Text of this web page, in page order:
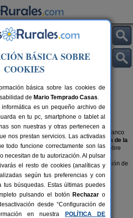
de la nieve en La
de España se cubren de un manto blanco
y visitar. Alojarte en una casa rural cerca de la
es una experiencia única y diferente, sobre
o te gusta practicar esquí en sus
también visitar nuestra selección de
en Comunidad Valenciana
BÁSICA SOBRE
COOKIES
básica sobre las cookies de
de Mario Temprado Casas.
es un pequeño archivo de
en tu pc, smartphone o tablet al
son nuestras y otras pertenecen a
nos prestan servicios. Las activadas
todo funcione correctamente son las
necesitan de tu autorización. Al pulsar
el resto de cookies (analíticas y
según tus preferencias y con
tus búsquedas. Estas últimas puedes
pulsando el botón Rechazar o
desde “Configuración de
en nuestra
POLÍTICA DE